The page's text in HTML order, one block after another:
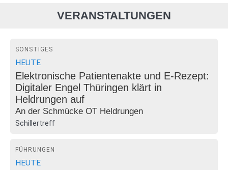
VERANSTALTUNGEN
SONSTIGES
HEUTE
Elektronische Patientenakte und E-Rezept:
Digitaler Engel Thüringen klärt in
Heldrungen auf
An der Schmücke OT Heldrungen
Schillertreff
FÜHRUNGEN
HEUTE